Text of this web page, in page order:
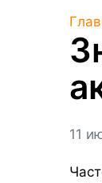
11